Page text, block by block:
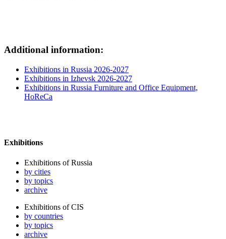
Additional information:
Exhibitions in Russia 2026-2027
Exhibitions in Izhevsk 2026-2027
Exhibitions in Russia Furniture and Office Equipment,
HoReCa
Exhibitions
Exhibitions of Russia
by cities
by topics
archive
Exhibitions of CIS
by countries
by topics
archive